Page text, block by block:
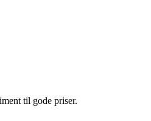
til gode priser.